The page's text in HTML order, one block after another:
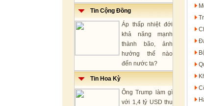
Tin Cộng Đồng
Áp thấp nhiệt đới
khả năng mạnh
thành bão, ảnh
hưởng thế nào
đến nước ta?
Tin Hoa Kỳ
Ông Trump làm gì
với 1,4 tỷ USD thu